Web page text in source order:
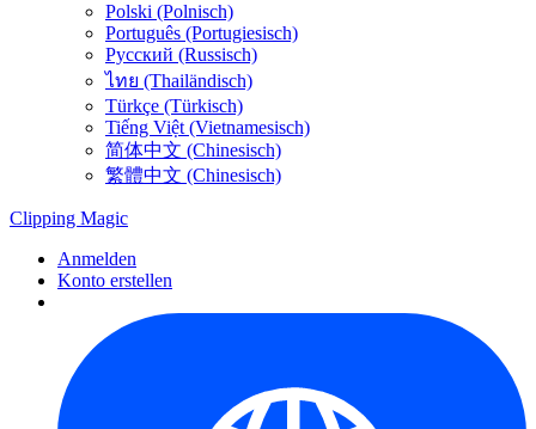
Polski (Polnisch)
Português (Portugiesisch)
Русский (Russisch)
ไทย (Thailändisch)
Türkçe (Türkisch)
Tiếng Việt (Vietnamesisch)
简体中文 (Chinesisch)
繁體中文 (Chinesisch)
Clipping Magic
Anmelden
Konto erstellen